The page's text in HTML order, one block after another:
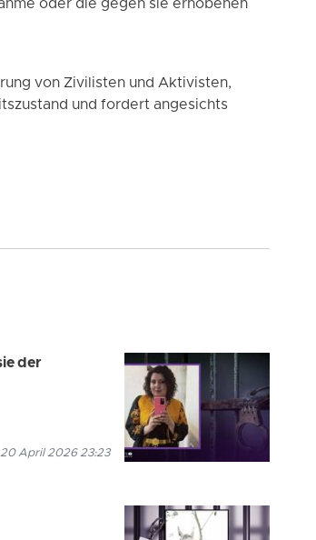
oder die gegen sie erhobenen
von Zivilisten und Aktivisten,
und fordert angesichts
der
20 April 2026 23:23